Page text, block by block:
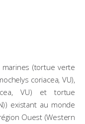
(tortue verte
coriacea, VU),
, VU) et tortue
existant au monde
Ouest (Western